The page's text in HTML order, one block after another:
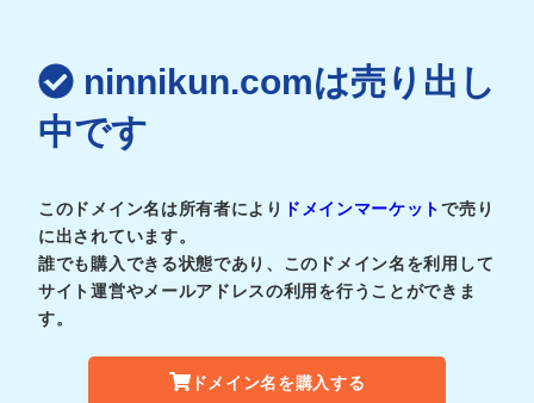
ninnikun.comは売り出し
中です
このドメイン名は所有者により ドメインマーケットで売り
に出されています。
誰でも購入できる状態であり、このドメイン名を利用して
サイト運営やメールアドレスの利用を行うことができま
す。
ドメイン名を購入する